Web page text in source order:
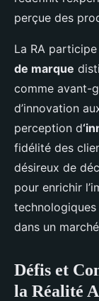
perçue des
La RA
de marque
comme avant-
d’innovation
perception d
fidélité des
désireux de
pour enrichir
dans un
Défis et
la Réalité